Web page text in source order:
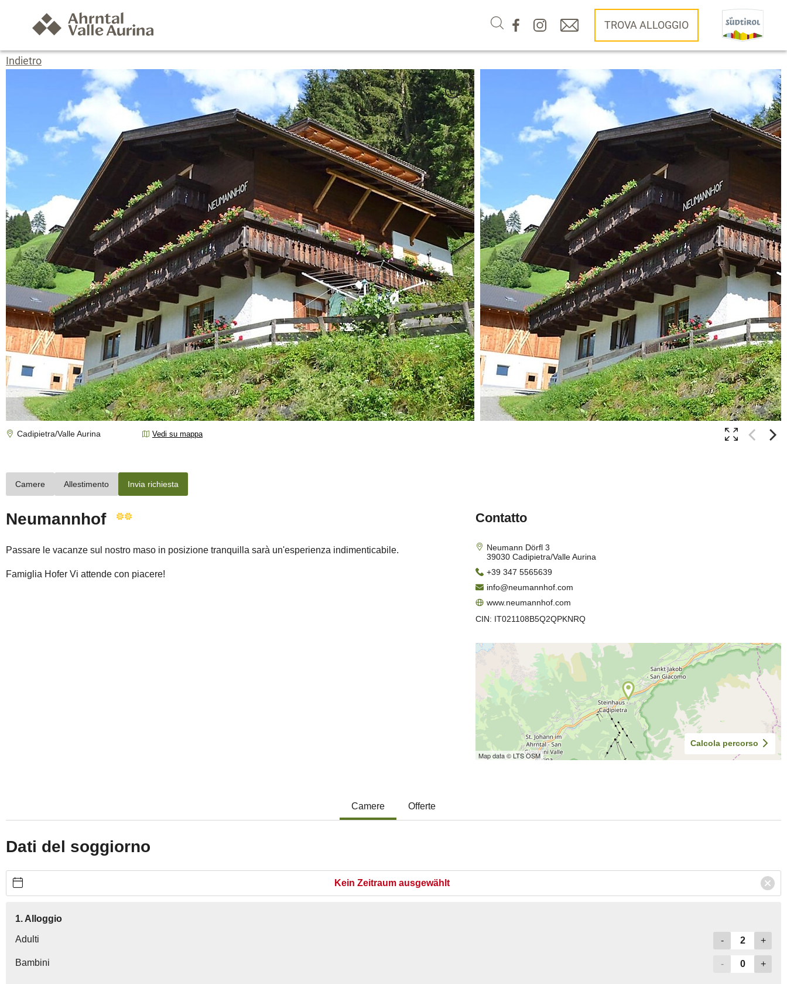
TROVA ALLOGGIO
Indietro